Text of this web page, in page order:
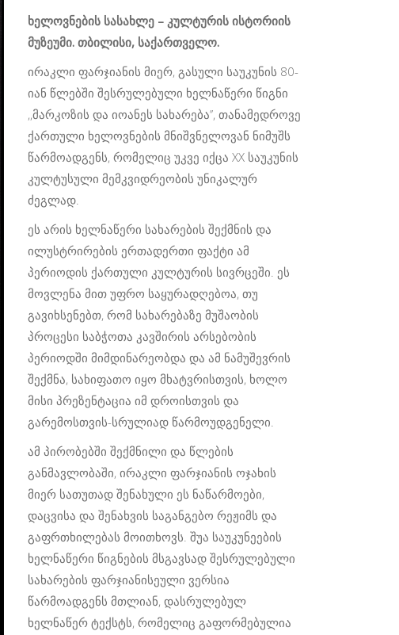
ხელოვნების სასახლე – კულტურის ისტორიის
მუზეუმი. თბილისი, საქართველო.
ირაკლი ფარჯიანის მიერ, გასული საუკუნის 80-
იან წლებში შესრულებული ხელნაწერი წიგნი
,,მარკოზის და იოანეს სახარება’’, თანამედროვე
ქართული ხელოვნების მნიშვნელოვან ნიმუშს
წარმოადგენს, რომელიც უკვე იქცაXX საუკუნის
კულტუსული მემკვიდრეობის უნიკალურ
ძეგლად.
ეს არის ხელნაწერი სახარების შექმნის და
ილუსტრირების ერთადერთი ფაქტი ამ
პერიოდის ქართული კულტურის სივრცეში. ეს
მოვლენა მით უფრო საყურადღებოა, თუ
გავიხსენებთ, რომ სახარებაზე მუშაობის
პროცესი საბჭოთა კავშირის არსებობის
პერიოდში მიმდინარეობდა და ამ ნამუშევრის
შექმნა, სახიფათო იყო მხატვრისთვის, ხოლო
მისი პრეზენტაცია იმ დროისთვის და
გარემოსთვის-სრულიად წარმოუდგენელი.
ამ პირობებში შექმნილი და წლების
განმავლობაში, ირაკლი ფარჯიანის ოჯახის
მიერ სათუთად შენახული ეს ნაწარმოები,
დაცვისა და შენახვის საგანგებო რეჟიმს და
გაფრთხილებას მოითხოვს. შუა საუკუნეების
ხელნაწერი წიგნების მსგავსად შესრულებული
სახარების ფარჯიანისეული ვერსია
წარმოადგენს მთლიან, დასრულებულ
ხელნაწერ ტექსტს, რომელიც გაფორმებულია